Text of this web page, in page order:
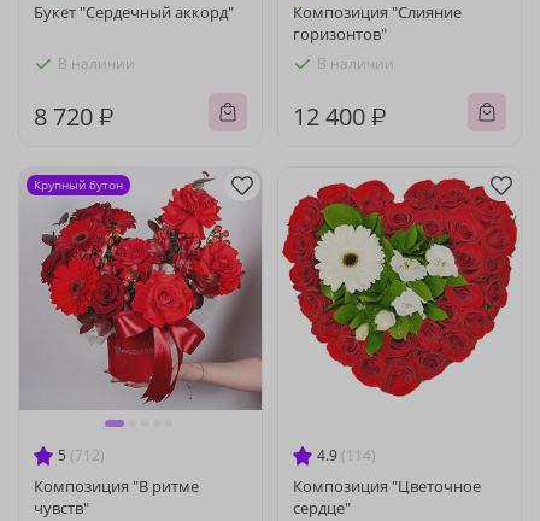
Букет "Сердечный аккорд"
В наличии
8 720 ₽
Композиция "Слияние
горизонтов"
В наличии
12 400 ₽
5 (712)
Композиция "В ритме
чувств"
Крупный бутон
4.9 (114)
Композиция "Цветочное
сердце"